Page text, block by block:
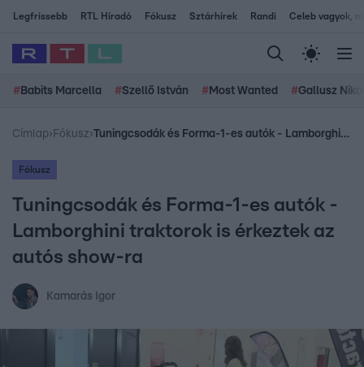
Legfrissebb RTL Híradó Fókusz Sztárhírek Randi Celeb vagyok,
# Babits Marcella #Szellő István # Most Wanted #Gallusz
Címlap› Fókusz› Tuningcsodák és Forma-1-es autók - Lamborghini traktorok is érkeztek az autós show-ra
Fókusz
Tuningcsodák és Forma-1-es autók -
Lamborghini traktorok is érkeztek az
autós show-ra
Kamarás Igor